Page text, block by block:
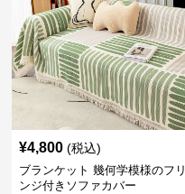
¥4,800 (税込)
ブランケット 幾何学模様のフリ
ンジ付きソファカバー